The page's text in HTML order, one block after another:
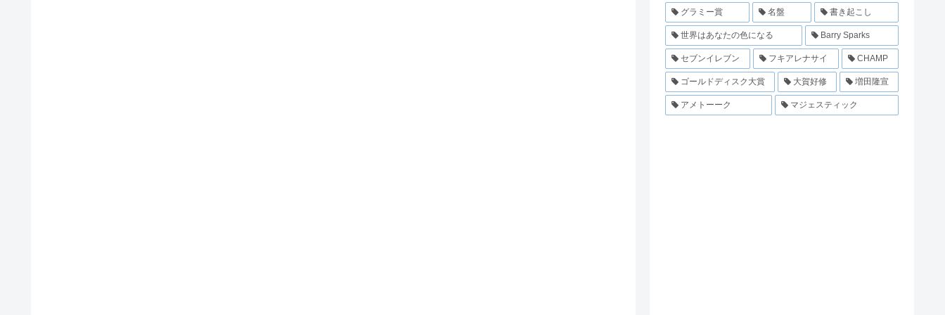
グラミー賞 名盤 書き起こし
世界はあなたの色になる Barry Sparks
セブンイレブン フキアレナサイ CHAMP
ゴールドディスク大賞 大賀好修 増田隆宣
アメトーーク マジェスティック